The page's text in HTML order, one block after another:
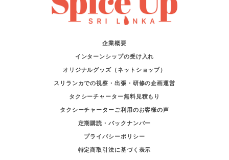
企業概要
インターンシップの受け入れ
オリジナルグッズ（ネットショップ）
スリランカでの視察・出張・研修の企画運営
タクシーチャーター無料見積もり
タクシーチャーターご利用のお客様の声
定期購読・バックナンバー
プライバシーポリシー
特定商取引法に基づく表示